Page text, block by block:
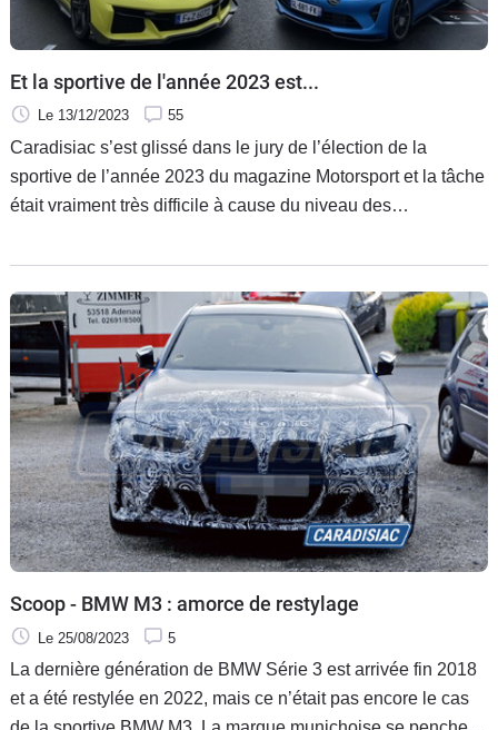
Et la sportive de l'année 2023 est...
Le 13/12/2023 55
Caradisiac s’est glissé dans le jury de l’élection de la
sportive de l’année 2023 du magazine Motorsport et la tâche
était vraiment très difficile à cause du niveau des
A110 R, la Porsche 911 GT3 RS, la Chevrolet Corvette Z06,
la BMW M2, la M3 CS, la Honda Civic Type et l'Audi R8 GT
?
Scoop - BMW M3 : amorce de restylage
Le 25/08/2023 5
La dernière génération de BMW Série 3 est arrivée fin 2018
et a été restylée en 2022, mais ce n’était pas encore le cas